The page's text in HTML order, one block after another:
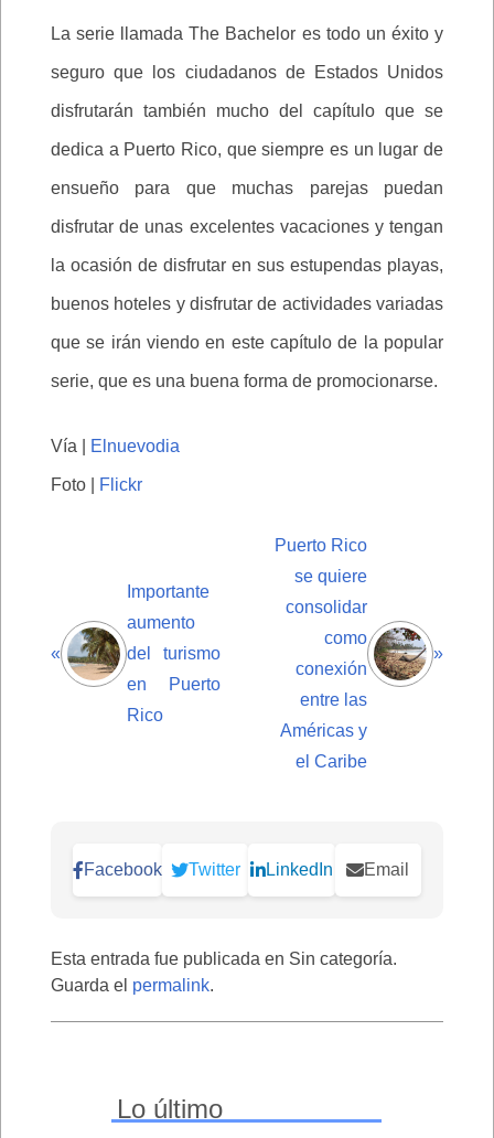
La serie llamada The Bachelor es todo un éxito y
seguro que los ciudadanos de Estados Unidos
disfrutarán también mucho del capítulo que se
dedica a Puerto Rico, que siempre es un lugar de
ensueño para que muchas parejas puedan
disfrutar de unas excelentes vacaciones y tengan
la ocasión de disfrutar en sus estupendas playas,
buenos hoteles y disfrutar de actividades variadas
que se irán viendo en este capítulo de la popular
serie, que es una buena forma de promocionarse.
Vía | Elnuevodia
Foto | Flickr
«
Importante
aumento
del turismo
en Puerto
Rico
Puerto Rico
se quiere
consolidar
como
conexión
entre las
Américas y
el Caribe
»
Facebook Twitter LinkedIn Email
Esta entrada fue publicada en Sin categoría.
Guarda el permalink.
Lo último